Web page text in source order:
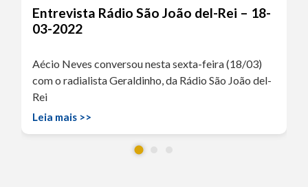
Entrevista Rádio São João del-Rei – 18-
03-2022
Aécio Neves conversou nesta sexta-feira (18/03)
com o radialista Geraldinho, da Rádio São João del-
Rei
Leia mais >>